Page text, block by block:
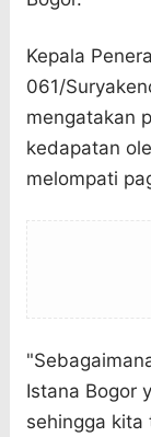
Kepala
061/
mengatakan
kedapatan
melompati
Istana Bogor
sehingga kita